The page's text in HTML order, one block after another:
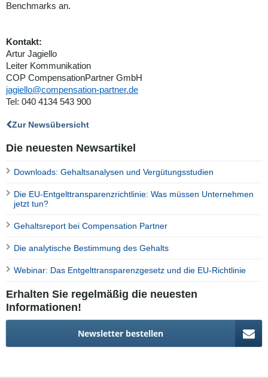
Benchmarks an.
Kontakt:
Artur Jagiello
Leiter Kommunikation
COP CompensationPartner GmbH
jagiello@compensation-partner.de
Tel: 040 4134 543 900
Zur Newsübersicht
Die neuesten Newsartikel
Downloads: Gehaltsanalysen und Vergütungsstudien
Die EU-Entgelttransparenzrichtlinie: Was müssen Unternehmen
jetzt tun?
Gehaltsreport bei Compensation Partner
Die analytische Bestimmung des Gehalts
Webinar: Das Entgelttransparenzgesetz und die EU-Richtlinie
Erhalten Sie regelmäßig die neuesten
Informationen!
Newsletter bestellen